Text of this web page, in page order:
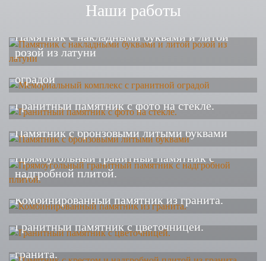
Наши работы
Памятник с накладными буквами и литой
розой из латуни
Мемориальный комплекс с гранитной
оградой
Гранитный памятник с фото на стекле.
Памятник с бронзовыми литыми буквами
Прямоугольный гранитный памятник с
надгробной плитой.
Комбинированный памятник из гранита.
Гранитный памятник с цветочницей.
Памятник с крестом и надгробной плитой из
гранита.